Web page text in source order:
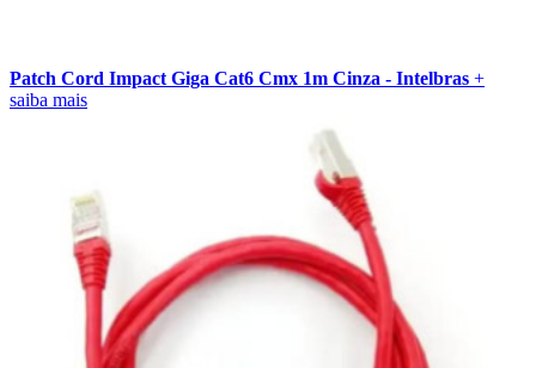
Patch Cord Impact Giga Cat6 Cmx 1m Cinza - Intelbras +
saiba mais